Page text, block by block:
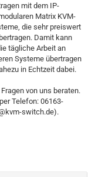
mit dem IP-
Matrix KVM-
die sehr preiswert
Damit kann
tägliche Arbeit an
Systeme übertragen
in Echtzeit dabei.
von uns beraten.
Telefon: 06163-
switch.de).